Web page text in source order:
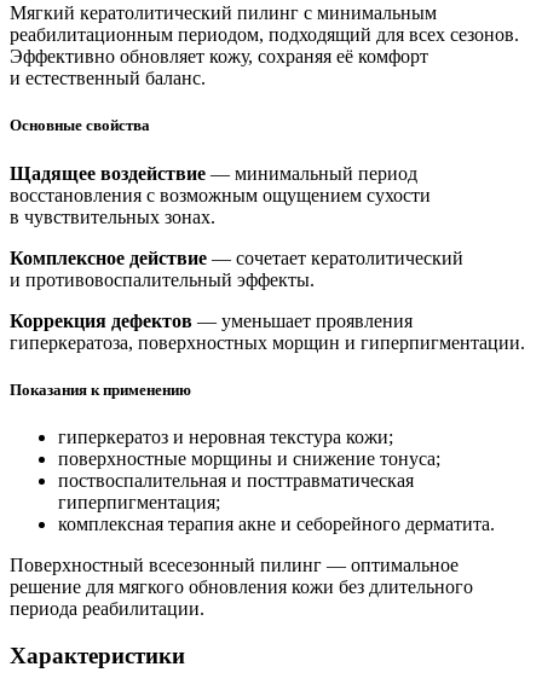
Мягкий кератолитический пилинг с минимальным
реабилитационным периодом, подходящий для всех сезонов.
Эффективно обновляет кожу, сохраняя её комфорт
и естественный баланс.
Основные свойства
Щадящее воздействие — минимальный период
восстановления с возможным ощущением сухости
в чувствительных зонах.
Комплексное действие — сочетает кератолитический
и противовоспалительный эффекты.
Коррекция дефектов — уменьшает проявления
гиперкератоза, поверхностных морщин и гиперпигментации.
Показания к применению
гиперкератоз и неровная текстура кожи;
поверхностные морщины и снижение тонуса;
поствоспалительная и посттравматическая
гиперпигментация;
комплексная терапия акне и себорейного дерматита.
Поверхностный всесезонный пилинг — оптимальное
решение для мягкого обновления кожи без длительного
периода реабилитации.
Характеристики